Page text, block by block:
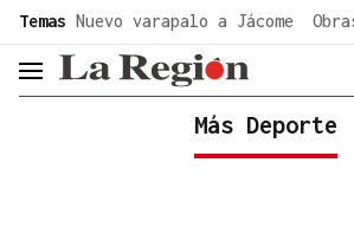
Temas Nuevo varapalo a Jácome
header.menu.open
Más Deporte